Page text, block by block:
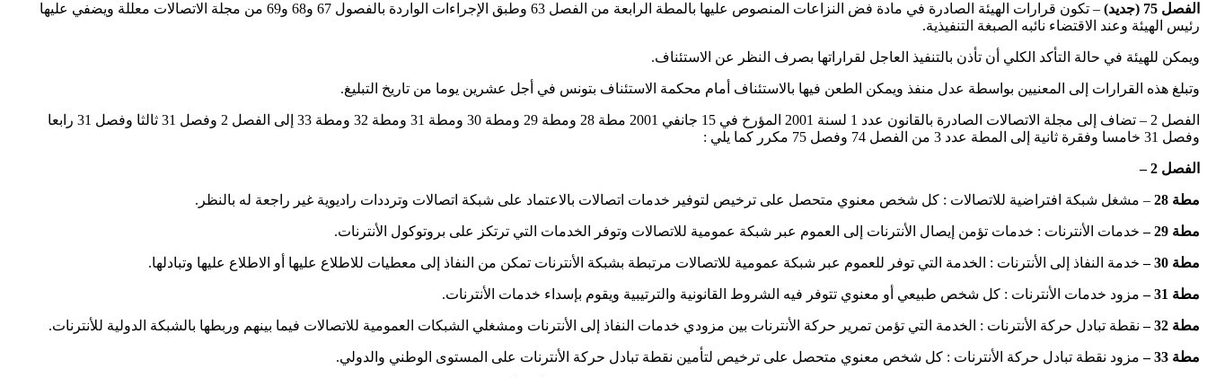
الفصل 75 (جديد)
– تكون قرارات الهيئة الصادرة في مادة فض النزاعات المنصوص عليها بالمطة الرابعة من الفصل 63 وطبق الإجراءات الواردة بالفصول 67 و68 و69 من مجلة الاتصالات معللة ويضفي عليها
رئيس الهيئة وعند الاقتضاء نائبه الصبغة التنفيذية.
ويمكن للهيئة في حالة التأكد الكلي أن تأذن بالتنفيذ العاجل لقراراتها بصرف النظر عن الاستئناف.
وتبلغ هذه القرارات إلى المعنيين بواسطة عدل منفذ ويمكن الطعن فيها بالاستئناف أمام محكمة الاستئناف بتونس في أجل عشرين يوما من تاريخ التبليغ.
الفصل 2 – تضاف إلى مجلة الاتصالات الصادرة بالقانون عدد 1 لسنة 2001 المؤرخ في 15 جانفي 2001 مطة 28 ومطة 29 ومطة 30 ومطة 31 ومطة 32 ومطة 33 إلى الفصل 2 وفصل 31 ثالثا وفصل 31 رابعا
وفصل 31 خامسا وفقرة ثانية إلى المطة عدد 3 من الفصل 74 وفصل 75 مكرر كما يلي :
الفصل 2 –
مطة 28 – مشغل شبكة افتراضية للاتصالات : كل شخص معنوي متحصل على ترخيص لتوفير خدمات اتصالات بالاعتماد على شبكة اتصالات وترددات راديوية غير راجعة له بالنظر.
مطة 29 – خدمات الأنترنات : خدمات تؤمن إيصال الأنترنات إلى العموم عبر شبكة عمومية للاتصالات وتوفر الخدمات التي ترتكز على بروتوكول الأنترنات.
مطة 30 – خدمة النفاذ إلى الأنترنات : الخدمة التي توفر للعموم عبر شبكة عمومية للاتصالات مرتبطة بشبكة الأنترنات تمكن من النفاذ إلى معطيات للاطلاع عليها أو الاطلاع عليها وتبادلها.
مطة 31 – مزود خدمات الأنترنات : كل شخص طبيعي أو معنوي تتوفر فيه الشروط القانونية والترتيبية ويقوم بإسداء خدمات الأنترنات.
مطة 32 – نقطة تبادل حركة الأنترنات : الخدمة التي تؤمن تمرير حركة الأنترنات بين مزودي خدمات النفاذ إلى الأنترنات ومشغلي الشبكات العمومية للاتصالات فيما بينهم وربطها بالشبكة الدولية للأنترنات.
مطة 33 – مزود نقطة تبادل حركة الأنترنات : كل شخص معنوي متحصل على ترخيص لتأمين نقطة تبادل حركة الأنترنات على المستوى الوطني والدولي.